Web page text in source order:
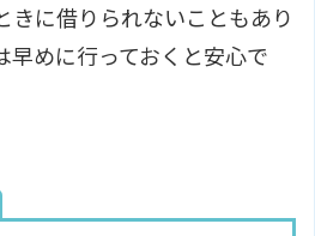
きに借りられないこともあり
早めに行っておくと安心で